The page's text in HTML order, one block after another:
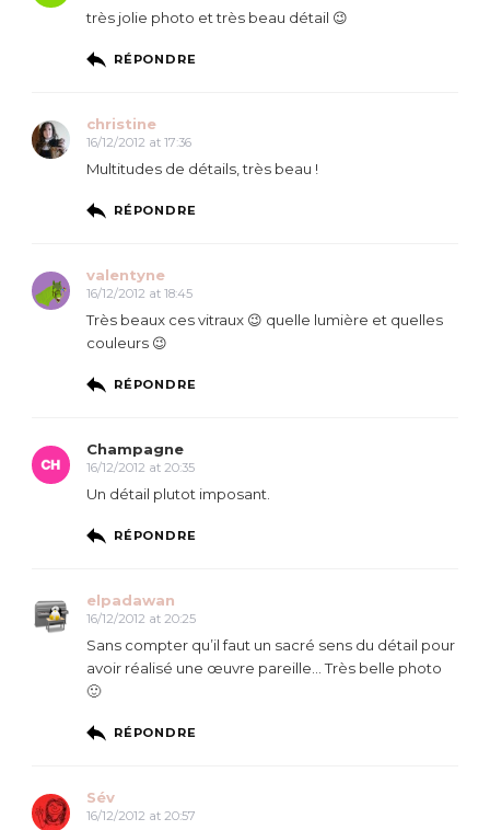
très jolie photo et très beau détail 😉
RÉPONDRE
christine
16/12/2012 at 17:36
Multitudes de détails, très beau !
RÉPONDRE
valentyne
16/12/2012 at 18:45
Très beaux ces vitraux 😉 quelle lumière et quelles
couleurs 😉
RÉPONDRE
Champagne
16/12/2012 at 20:35
Un détail plutot imposant.
RÉPONDRE
elpadawan
16/12/2012 at 20:25
Sans compter qu’il faut un sacré sens du détail pour
avoir réalisé une œuvre pareille… Très belle photo
🙂
RÉPONDRE
Sév
16/12/2012 at 20:57